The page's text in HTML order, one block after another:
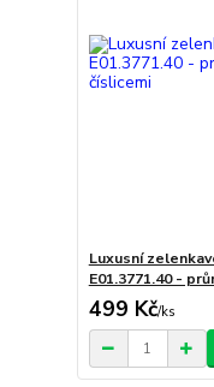
Luxusní
E01.3771.40 -
499 Kč/ks